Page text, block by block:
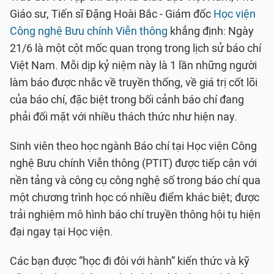
Giáo sư, Tiến sĩ Đặng Hoài Bắc - Giám đốc Học viện
Công nghệ Bưu chính Viễn thông khẳng định: Ngày
21/6 là một cột mốc quan trọng trong lịch sử báo chí
Việt Nam. Mỗi dịp kỷ niệm này là 1 lần những người
làm báo được nhắc về truyền thống, về giá trị cốt lõi
của báo chí, đặc biệt trong bối cảnh báo chí đang
phải đối mặt với nhiều thách thức như hiện nay.
Sinh viên theo học ngành Báo chí tại Học viện Công
nghệ Bưu chính Viễn thông (PTIT) được tiếp cận với
nền tảng và công cụ công nghệ số trong báo chí qua
một chương trình học có nhiều điểm khác biệt; được
trải nghiệm mô hình báo chí truyền thông hội tụ hiện
đại ngay tại Học viện.
Các bạn được “học đi đôi với hành” kiến thức và kỹ